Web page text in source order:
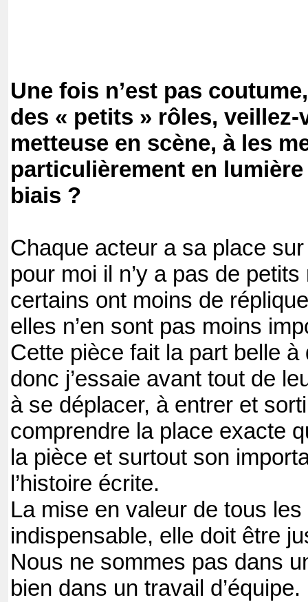
Une fois n’est pas
des « petits » rôles,
metteuse en scène, à les
particulièrement en
biais ?
Chaque acteur a sa place sur
pour moi il n’y a pas de
certains ont moins de
elles n’en sont pas moins
Cette pièce fait la part belle
donc j’essaie avant tout de
à se déplacer, à entrer et
comprendre la place exacte
la pièce et surtout son
l’histoire écrite.
La mise en valeur de tous
indispensable, elle doit être
Nous ne sommes pas dans
bien dans un travail d’équipe.